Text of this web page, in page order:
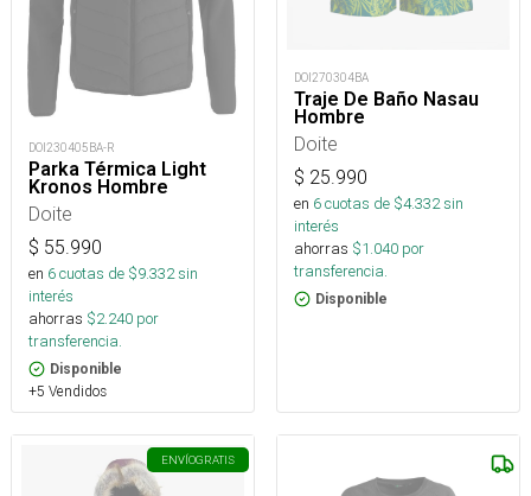
DOI230405BA-R
Parka Térmica Light
Kronos Hombre
Doite
$ 55.990
en 6cuotas de $9.332sin
interés
ahorras $2.240 por
transferencia.
Disponible
+5 Vendidos
DOI270304BA
Traje De Baño Nasau
Hombre
Doite
$ 25.990
en 6cuotas de $4.332sin
interés
ahorras $1.040 por
transferencia.
Disponible
ENVÍOGRATIS